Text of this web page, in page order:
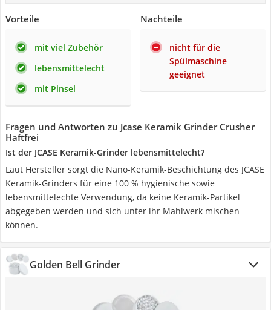
Vorteile
mit viel Zubehör
lebensmittelecht
mit Pinsel
Nachteile
nicht für die
Spülmaschine
geeignet
Fragen und Antworten zu Jcase Keramik Grinder Crusher
Haftfrei
Ist der JCASE Keramik-Grinder lebensmittelecht?
Laut Hersteller sorgt die Nano-Keramik-Beschichtung des JCASE
Keramik-Grinders für eine 100 % hygienische sowie
lebensmittelechte Verwendung, da keine Keramik-Partikel
abgegeben werden und sich unter ihr Mahlwerk mischen
können.
Golden Bell Grinder